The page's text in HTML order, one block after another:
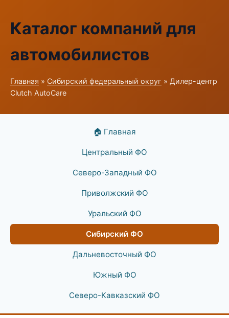
Каталог компаний для
автомобилистов
Главная » Сибирский федеральный округ » Дилер-центр
Clutch AutoCare
🏠 Главная
Центральный ФО
Северо-Западный ФО
Приволжский ФО
Уральский ФО
Сибирский ФО
Дальневосточный ФО
Южный ФО
Северо-Кавказский ФО